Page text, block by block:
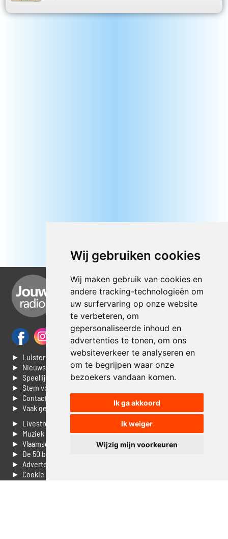
Wij gebruiken cookies
Wij maken gebruik van cookies en
andere tracking-technologieën om
uw surfervaring op onze website
te verbeteren, om
gepersonaliseerde inhoud en
advertenties te tonen, om ons
websiteverkeer te analyseren en
om te begrijpen waar onze
bezoekers vandaan komen.
Ik ga akkoord
Ik weiger
Wijzig mijn voorkeuren
► Luisteren naar Jouwradio
► Nieuws
► Speellijst
► Stem voor de Dag top 3
► Contacteer ons
► Vaak gestelde vragen
► Livestream informatie
► Muziek opzoeken
► Vlaamse 100 Aller tijden
► De 50 beste van...
► Adverteren op Jouwradio
► Cookie voorkeuren wijzigen